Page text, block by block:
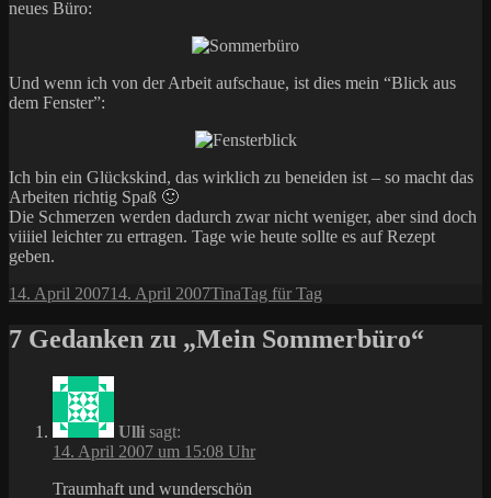
neues Büro:
Und wenn ich von der Arbeit aufschaue, ist dies mein “Blick aus
dem Fenster”:
Ich bin ein Glückskind, das wirklich zu beneiden ist – so macht das
Arbeiten richtig Spaß 🙂
Die Schmerzen werden dadurch zwar nicht weniger, aber sind doch
viiiiel leichter zu ertragen. Tage wie heute sollte es auf Rezept
geben.
Veröffentlicht
14. April 200714. April 2007Autor
TinaKategorien
Tag für Tag
7 Gedanken zu „Mein Sommerbüro“
Ulli sagt:
14. April 2007 um 15:08 Uhr
Traumhaft und wunderschön